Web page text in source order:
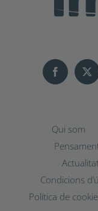
Qui som
Condicions
Política de